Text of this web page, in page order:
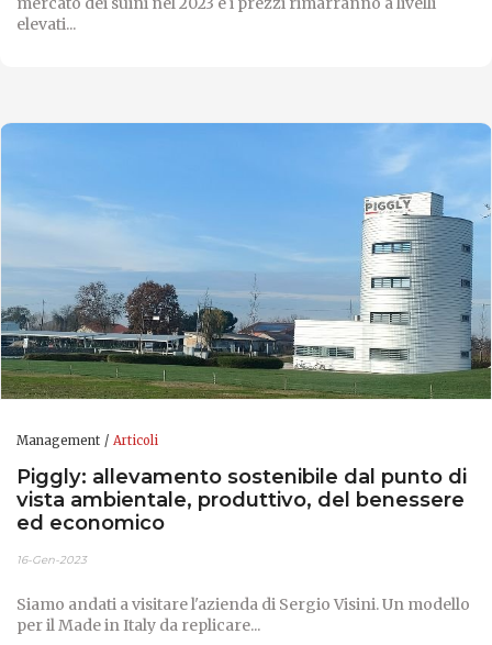
elevati...
Management Articoli
Piggly: allevamento sostenibile dal punto di
vista ambientale, produttivo, del benessere
ed economico
16-Gen-2023
Siamo andati a visitare l'azienda di Sergio Visini. Un modello
per il Made in Italy da replicare...